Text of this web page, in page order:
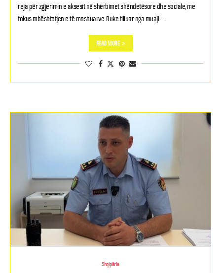
reja për zgjerimin e aksesit në shërbimet shëndetësore dhe sociale, me
fokus mbështetjen e të moshuarve. Duke filluar nga muaji …
READ MORE
Shqipëria